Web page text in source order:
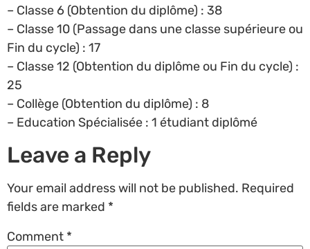
– Classe 6 (Obtention du diplôme) : 38
– Classe 10 (Passage dans une classe supérieure ou
Fin du cycle) : 17
– Classe 12 (Obtention du diplôme ou Fin du cycle) :
25
– Collège (Obtention du diplôme) : 8
– Education Spécialisée : 1 étudiant diplômé
Leave a Reply
Your email address will not be published. Required
fields are marked *
Comment *